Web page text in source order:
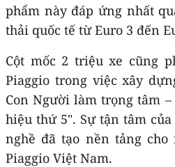
phẩm này đáp ứng nhất
thải quốc tế từ Euro 3 đến
Cột mốc 2 triệu xe cũng
Piaggio trong việc xây
Con Người làm trọng tâm
hiệu thứ 5". Sự tận tâm
nghề đã tạo nền tảng
Piaggio Việt Nam.